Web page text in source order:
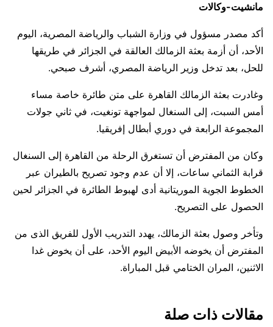
مانشيت-وكالات
أكد مصدر مسؤول في وزارة الشباب والرياضة المصرية، اليوم
الأحد، أن أزمة بعثة الزمالك العالقة في الجزائر في طريقها
للحل، بعد تدخل وزير الرياضة المصري، أشرف صبحي.
وغادرت بعثة الزمالك القاهرة على متن طائرة خاصة مساء
أمس السبت، إلى السنغال لمواجهة تونغيت، في ثاني جولات
المجموعة الرابعة في دوري أبطال إفريقيا.
وكان من المفترض أن تستغرق الرحلة من القاهرة إلى السنغال
قرابة الثماني ساعات، إلا أن عدم وجود تصريح بالطيران عبر
الخطوط الجوية الموريتانية أدى لهبوط الطائرة في الجزائر لحين
الحصول على التصريح.
وتأخر وصول بعثة الزمالك، يهدد التدريب الأول للفريق الذى من
المفترض أن يخوضه الأبيض اليوم الأحد، على أن يخوض غدا
الاثنين، المران الختامي قبل المباراة.
مقالات ذات صلة